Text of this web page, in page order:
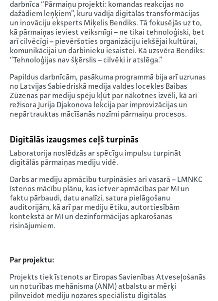
darbnīca “Pārmaiņu projekti: komandas reakcijas no
dažādiem leņķiem”, kuru vadīja digitālās transformācijas
un inovāciju eksperts Miķelis Bendiks. Tā fokusējās uz to,
kā pārmaiņas ieviest veiksmīgi – ne tikai tehnoloģiski, bet
arī cilvēcīgi – pievēršoties organizāciju iekšējai kultūrai,
komunikācijai un darbinieku iesaistei. Kā uzsvēra Bendiks:
“Tehnoloģijas nav šķērslis – cilvēki ir atslēga.”
Papildus darbnīcām, pasākuma programmā bija arī uzrunas
no Latvijas Sabiedriskā medija valdes locekles Baibas
Zūzenas par mediju spēju kļūt par nākotnes izvēli, kā arī
režisora Jurija Djakonova lekcija par improvizācijas un
nepārtrauktas mācīšanās nozīmi pārmaiņu procesos.
Digitālās izaugsmes ceļš turpinās
Laboratorija noslēdzās ar spēcīgu impulsu turpināt
digitālās pārmaiņas mediju vidē.
Darbs ar mediju apmācību turpināsies arī vasarā – LMNKC
īstenos mācību plānu, kas ietver apmācības par MI un
faktu pārbaudi, datu analīzi, satura pielāgošanu
auditorijām, kā arī par mediju ētiku, autortiesībām
kontekstā ar MI un dezinformācijas apkarošanas
risinājumiem.
Par projektu:
Projekts tiek īstenots ar Eiropas Savienības Atveseļošanās
un noturības mehānisma (ANM) atbalstu ar mērķi
pilnveidot mediju nozares speciālistu digitālās